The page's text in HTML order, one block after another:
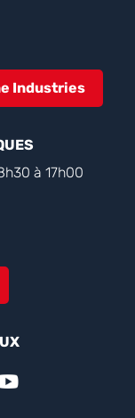
Industries
à 17h00